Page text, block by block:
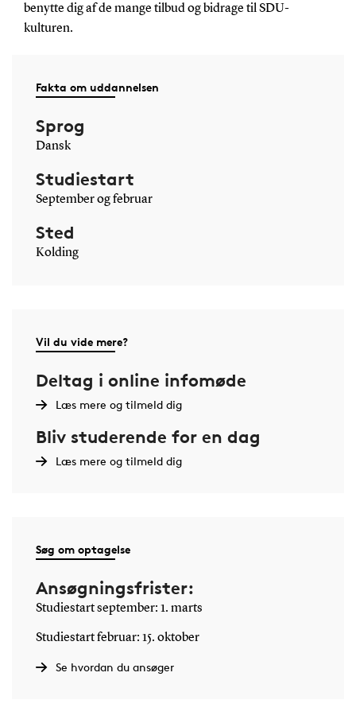
benytte dig af de mange tilbud og bidrage til SDU-
kulturen.
Fakta om uddannelsen
Sprog
Dansk
Studiestart
September og februar
Sted
Kolding
Vil du vide mere?
Deltag i online infomøde
Læs mere og tilmeld dig
Bliv studerende for en dag
Læs mere og tilmeld dig
Søg om optagelse
Ansøgningsfrister:
Studiestart september: 1. marts
Studiestart februar: 15. oktober
Se hvordan du ansøger